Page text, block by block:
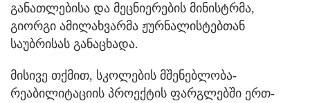
განათლებისა და მეცნიერების მინისტრმა,
გიორგი ამილახვარმა ჟურნალისტებთან
საუბრისას განაცხადა.
მისივე თქმით, სკოლების მშენებლობა-
რეაბილიტაციის პროექტის ფარგლებში ერთ-